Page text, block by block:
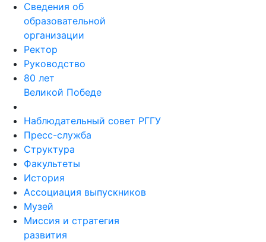
Сведения об
образовательной
организации
Ректор
Руководство
80 лет
Великой Победе
Наблюдательный совет РГГУ
Пресс-служба
Структура
Факультеты
История
Ассоциация выпускников
Музей
Миссия и стратегия
развития